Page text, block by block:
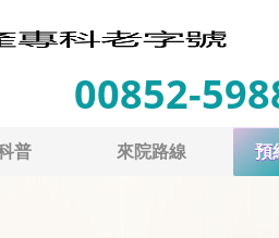
00852-
普 來院路線 預